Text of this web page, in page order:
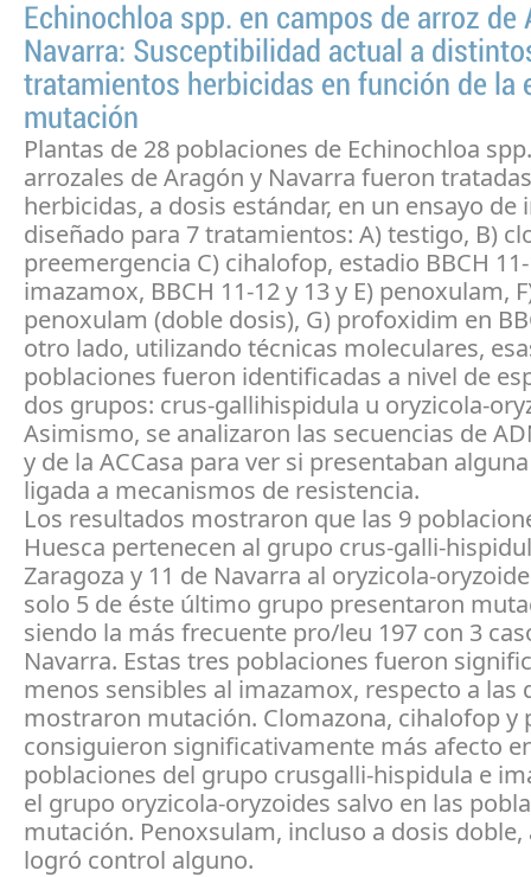
Echinochloa spp. en campos de arroz de
Navarra: Susceptibilidad actual a
tratamientos herbicidas en función de la
mutación
Plantas de 28 poblaciones de Echinochloa
arrozales de Aragón y Navarra fueron
herbicidas, a dosis estándar, en un ensayo de
diseñado para 7 tratamientos: A) testigo, B)
preemergencia C) cihalofop, estadio BBCH
imazamox, BBCH 11-12 y 13 y E) penoxulam,
penoxulam (doble dosis), G) profoxidim en
otro lado, utilizando técnicas moleculares,
poblaciones fueron identificadas a nivel de
dos grupos: crus-gallihispidula u oryzicola-
Asimismo, se analizaron las secuencias de
y de la ACCasa para ver si presentaban
ligada a mecanismos de resistencia.
Los resultados mostraron que las 9
Huesca pertenecen al grupo crus-galli-
Zaragoza y 11 de Navarra al oryzicola-
solo 5 de éste último grupo presentaron
siendo la más frecuente pro/leu 197 con 3
Navarra. Estas tres poblaciones fueron
menos sensibles al imazamox, respecto a las
mostraron mutación. Clomazona, cihalofop
consiguieron significativamente más afecto
poblaciones del grupo crusgalli-hispidula e
el grupo oryzicola-oryzoides salvo en las
mutación. Penoxsulam, incluso a dosis doble,
logró control alguno.